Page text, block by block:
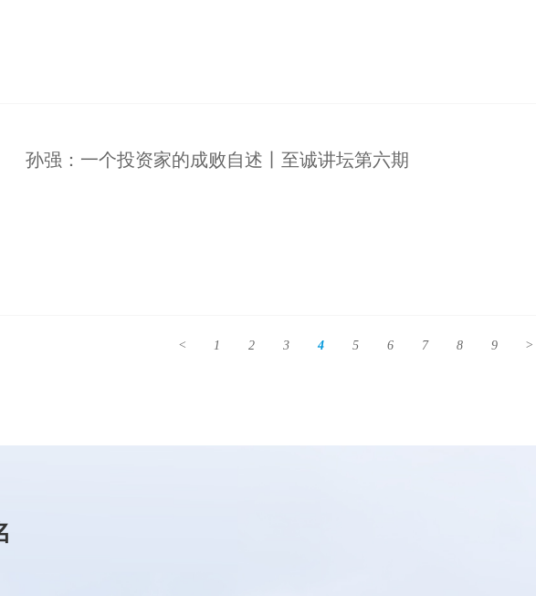
孙强：一个投资家的成败自述丨至诚讲坛第六期
< 1 2 3 4 5 6 7 8 9 >